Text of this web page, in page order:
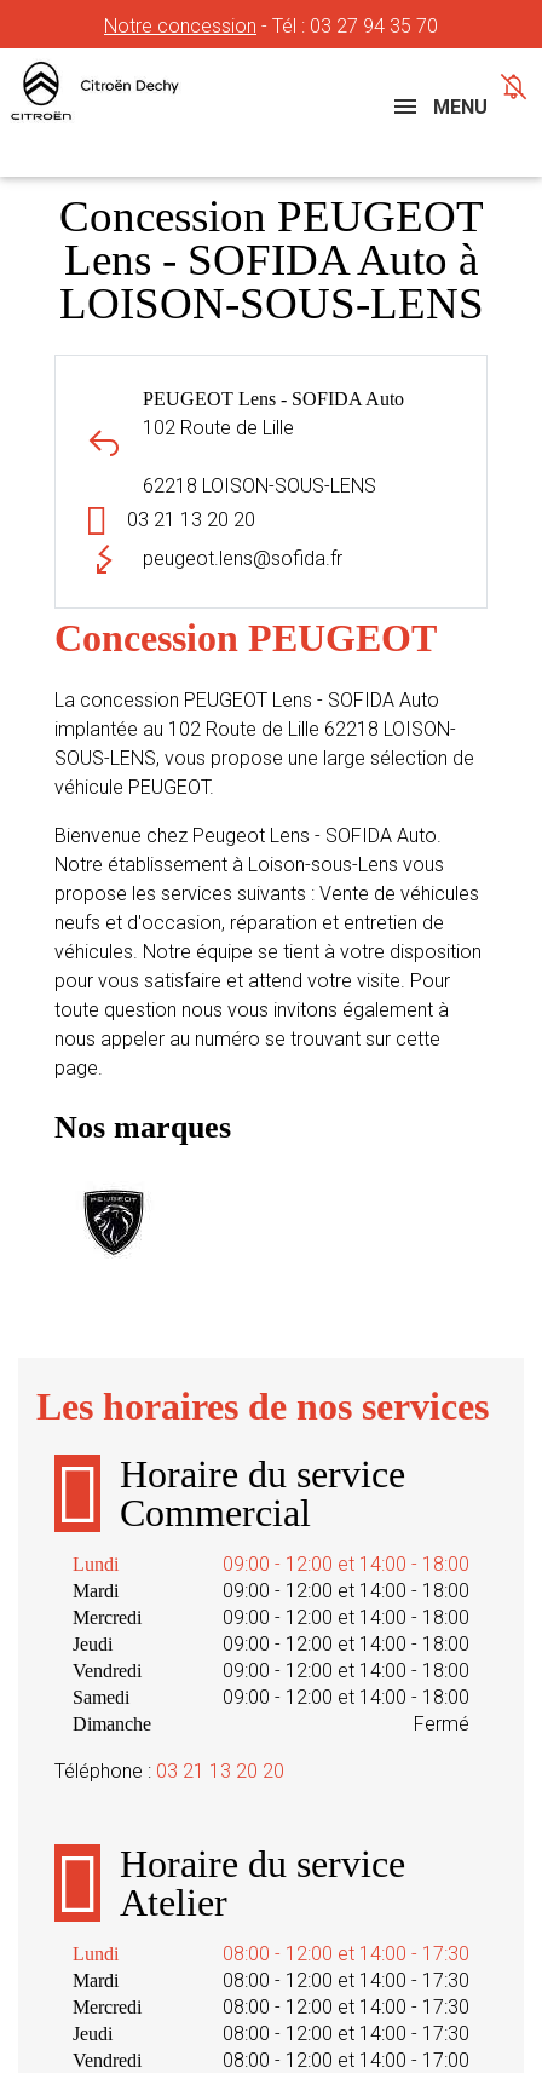
Notre concession - Tél : 03 27 94 35 70
Concessions
MENU
Concession PEUGEOT
Lens - SOFIDA Auto à
LOISON-SOUS-LENS
PEUGEOT Lens - SOFIDA Auto
102 Route de Lille
62218 LOISON-SOUS-LENS
03 21 13 20 20
peugeot.lens@sofida.fr
Concession PEUGEOT
La concession PEUGEOT Lens - SOFIDA Auto
implantée au 102 Route de Lille 62218 LOISON-
SOUS-LENS, vous propose une large sélection de
véhicule PEUGEOT.
Bienvenue chez Peugeot Lens - SOFIDA Auto.
Notre établissement à Loison-sous-Lens vous
propose les services suivants : Vente de véhicules
neufs et d'occasion, réparation et entretien de
véhicules. Notre équipe se tient à votre disposition
pour vous satisfaire et attend votre visite. Pour
toute question nous vous invitons également à
nous appeler au numéro se trouvant sur cette
page.
Nos marques
Les horaires de nos services
Horaire du service
Commercial
Lundi 09:00 - 12:00 et 14:00 - 18:00
Mardi 09:00 - 12:00 et 14:00 - 18:00
Mercredi 09:00 - 12:00 et 14:00 - 18:00
Jeudi 09:00 - 12:00 et 14:00 - 18:00
Vendredi 09:00 - 12:00 et 14:00 - 18:00
Samedi 09:00 - 12:00 et 14:00 - 18:00
Dimanche Fermé
Téléphone : 03 21 13 20 20
Horaire du service
Atelier
Lundi 08:00 - 12:00 et 14:00 - 17:30
Mardi 08:00 - 12:00 et 14:00 - 17:30
Mercredi 08:00 - 12:00 et 14:00 - 17:30
Jeudi 08:00 - 12:00 et 14:00 - 17:30
Vendredi 08:00 - 12:00 et 14:00 - 17:00